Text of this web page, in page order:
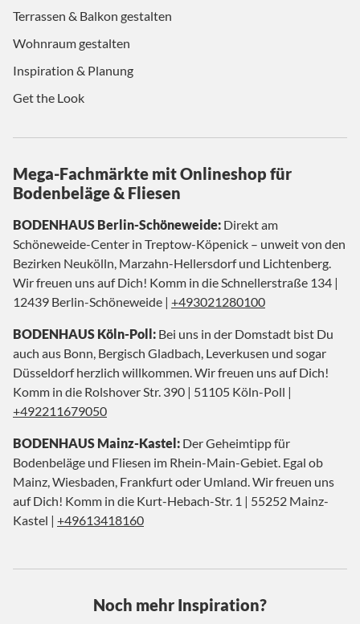
Terrassen & Balkon gestalten
Wohnraum gestalten
Inspiration & Planung
Get the Look
Mega-Fachmärkte mit Onlineshop für
Bodenbeläge & Fliesen
BODENHAUS Berlin-Schöneweide: Direkt am
Schöneweide-Center in Treptow-Köpenick – unweit von den
Bezirken Neukölln, Marzahn-Hellersdorf und Lichtenberg.
Wir freuen uns auf Dich! Komm in die Schnellerstraße 134 |
12439 Berlin-Schöneweide | +493021280100
BODENHAUS Köln-Poll: Bei uns in der Domstadt bist Du
auch aus Bonn, Bergisch Gladbach, Leverkusen und sogar
Düsseldorf herzlich willkommen. Wir freuen uns auf Dich!
Komm in die Rolshover Str. 390 | 51105 Köln-Poll |
+492211679050
BODENHAUS Mainz-Kastel: Der Geheimtipp für
Bodenbeläge und Fliesen im Rhein-Main-Gebiet. Egal ob
Mainz, Wiesbaden, Frankfurt oder Umland. Wir freuen uns
auf Dich! Komm in die Kurt-Hebach-Str. 1 | 55252 Mainz-
Kastel | +49613418160
Noch mehr Inspiration?